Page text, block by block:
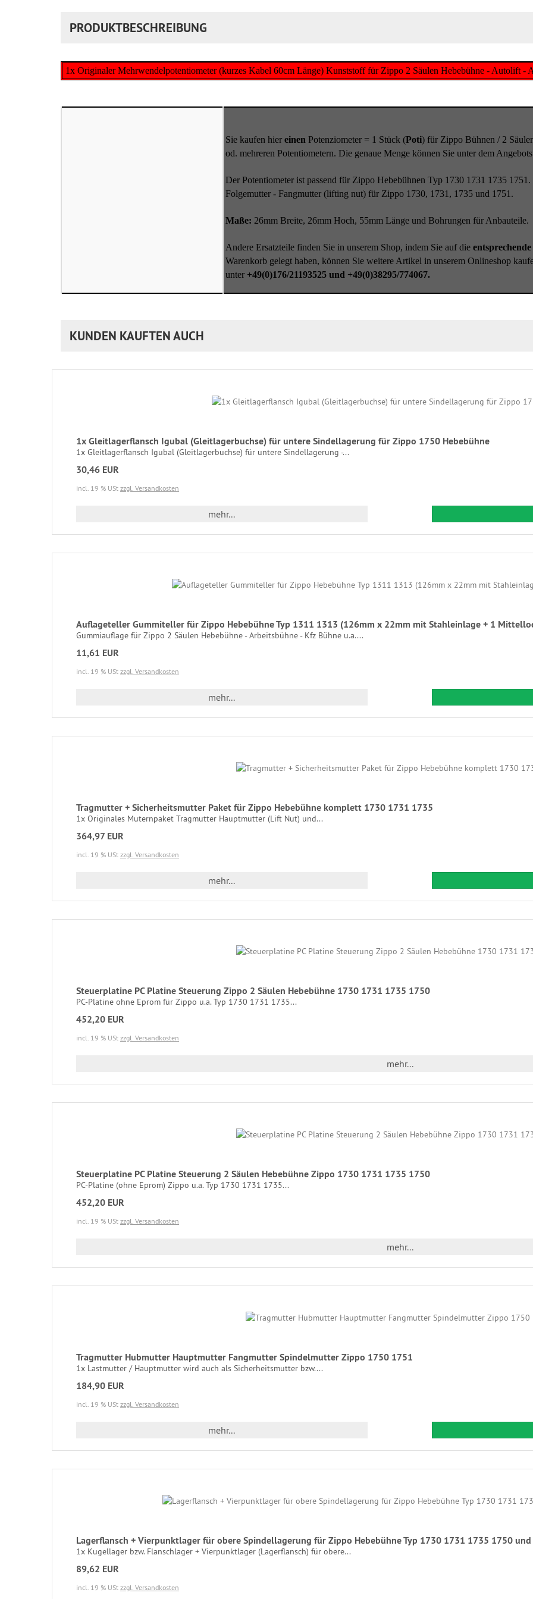
PRODUKTBESCHREIBUNG
1x Originaler Mehrwendelpotentiometer (kurzes Kabel 60cm Länge) Kunststoff für Zippo 2 Säulen Hebebühne - Autolift -
Sie kaufen hier einen Potenziometer = 1 Stück (Poti) für Zippo Bühnen / 2
od. mehreren Potentiometern. Die genaue Menge können Sie unter dem
Der Potentiometer ist passend für Zippo Hebebühnen Typ 1730 1731 1735
Folgemutter - Fangmutter (lifting nut) für Zippo 1730, 1731, 1735 und 1751.
Maße: 26mm Breite, 26mm Hoch, 55mm Länge und Bohrungen für Anbauteile.
Andere Ersatzteile finden Sie in unserem Shop, indem Sie auf die
Warenkorb gelegt haben, können Sie weitere Artikel in unserem Onlineshop
unter +49(0)176/21193525 und +49(0)38295/774067.
KUNDEN KAUFTEN AUCH
1x Gleitlagerflansch Igubal (Gleitlagerbuchse) für untere Sindellagerung für Zippo 1750 Hebebühne
1x Gleitlagerflansch Igubal (Gleitlagerbuchse) für untere Sindellagerung -...
30,46 EUR
incl. 19 % USt zzgl. Versandkosten
mehr...
Auflageteller Gummiteller für Zippo Hebebühne Typ 1311 1313 (126mm x 22mm mit Stahleinlage + 1
Gummiauflage für Zippo 2 Säulen Hebebühne - Arbeitsbühne - Kfz Bühne u.a....
11,61 EUR
incl. 19 % USt zzgl. Versandkosten
mehr...
Tragmutter + Sicherheitsmutter Paket für Zippo Hebebühne komplett 1730 1731 1735
1x Originales Muternpaket Tragmutter Hauptmutter (Lift Nut) und...
364,97 EUR
incl. 19 % USt zzgl. Versandkosten
mehr...
Steuerplatine PC Platine Steuerung Zippo 2 Säulen Hebebühne 1730 1731 1735 1750
PC-Platine ohne Eprom für Zippo u.a. Typ 1730 1731 1735...
452,20 EUR
incl. 19 % USt zzgl. Versandkosten
mehr...
Steuerplatine PC Platine Steuerung 2 Säulen Hebebühne Zippo 1730 1731 1735 1750
PC-Platine (ohne Eprom) Zippo u.a. Typ 1730 1731 1735...
452,20 EUR
incl. 19 % USt zzgl. Versandkosten
mehr...
Tragmutter Hubmutter Hauptmutter Fangmutter Spindelmutter Zippo 1750 1751
1x Lastmutter / Hauptmutter wird auch als Sicherheitsmutter bzw....
184,90 EUR
incl. 19 % USt zzgl. Versandkosten
mehr...
Lagerflansch + Vierpunktlager für obere Spindellagerung für Zippo Hebebühne Typ 1730 1731 1735 1750
1x Kugellager bzw. Flanschlager + Vierpunktlager (Lagerflansch) für obere...
89,62 EUR
incl. 19 % USt zzgl. Versandkosten